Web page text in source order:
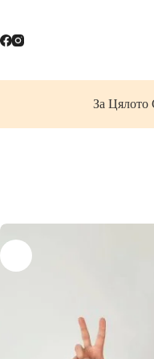
content
За Цялото